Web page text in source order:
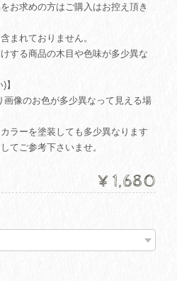
お求めの方はご購入はお控え頂き
まれておりません。
する商品の木目や色味が多少異な
】
画像のお色が多少異なって見える場
ラーを塗装しても多少異なります
てご参考下さいませ。
¥1,680